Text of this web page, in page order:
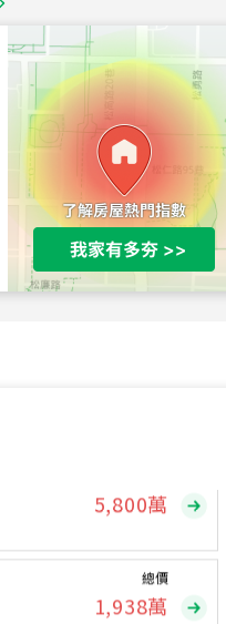
1,020萬
總價
490萬
總價
1,808萬
1,938萬